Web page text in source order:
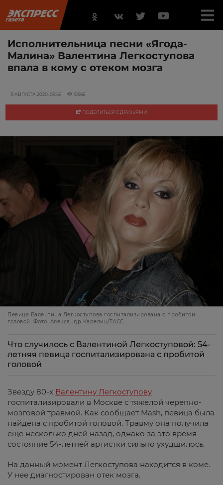
Исполнительница песни «Ягода-
Малина» Валентина Легкоступова
впала в кому с отеком мозга
11 АВГУСТА 2020, 09:59 10566
ПОДЕЛИТЬСЯ С ДРУЗЬЯМИ
Певица Валентина Легкоступова госпитализирована с пробитой
головой. Фото: Александр Карелин/ТАСС
Что случилось с Валентиной Легкоступовой: 54-
летняя певица госпитализирована с пробитой
головой
Звезду 80-х Валентину Легкоступову
госпитализировали в Москве с тяжелой черепно-
мозговой травмой. Как сообщает Mash, певица была
найдена с пробитой головой. Травму она получила
еще несколько дней назад, однако за это время
состояние 54-летней артистки сильно ухудшилось.
На данный момент Легкоступова находится в коме.
У нее диагностирован отек мозга.